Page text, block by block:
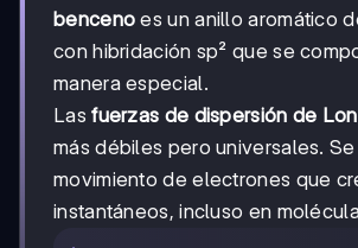
benceno es un anillo aromático
con hibridación sp² que se
manera especial.
Lasfuerzas de dispersión de
más débiles pero universales.
movimiento de electrones que
instantáneos, incluso en